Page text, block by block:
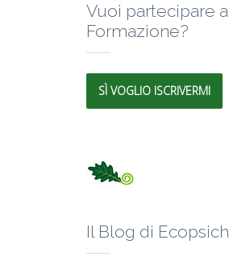
Vuoi partecipare
Formazione?
SÌ VOGLIO ISCRIVERMI
Il Blog di